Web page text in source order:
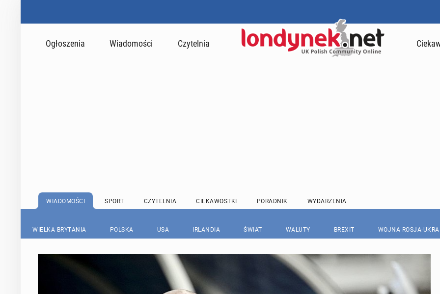
Ogłoszenia Wiadomości Czytelnia
WIADOMOŚCI SPORT CZYTELNIA CIEKAWOSTKI PORADNIK WYDARZENIA
WIELKA BRYTANIA POLSKA USA IRLANDIA ŚWIAT WALUTY BREXIT WOJNA ROSJA-